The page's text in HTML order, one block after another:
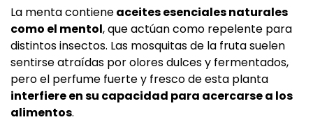
La menta contieneaceites esenciales naturales
como el mentol, que actúan como repelente para
distintos insectos. Las mosquitas de la fruta suelen
sentirse atraídas por olores dulces y fermentados,
pero el perfume fuerte y fresco de esta planta
interfiere en su capacidad para acercarse a los
alimentos.